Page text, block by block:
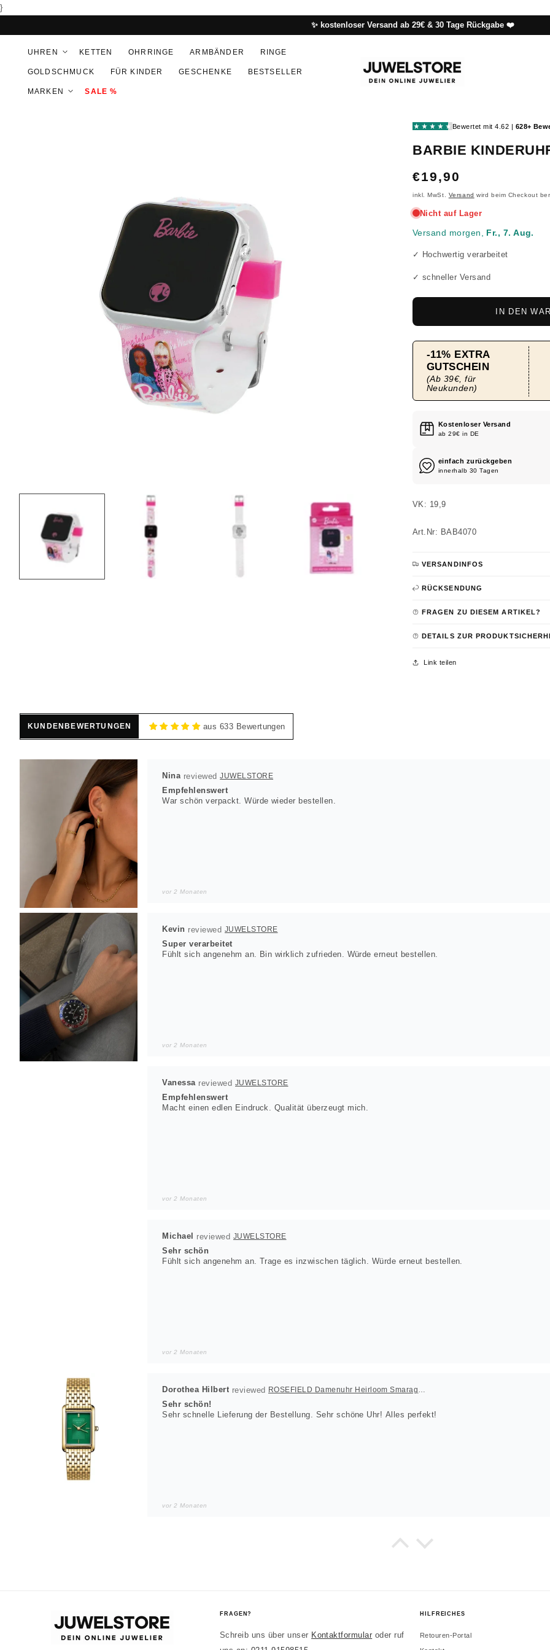
}
✨ kostenloser Versand ab 29€ & 30 Tage Rückgabe ❤️
UHREN KETTEN OHRRINGE ARMBÄNDER RINGE
GOLDSCHMUCK FÜR KINDER GESCHENKE BESTSELLER
MARKEN SALE %
ÖFFNEN
BARBIE
NORMALER
PREIS
€19,90
inkl. MwSt. Versand wird beim Checkout
✓ Hochwertig verarbeitet
✓ schneller Versand
IN DEN
Kostenloser Versand
ab 29€ in DE
einfach zurückgeben
innerhalb 30 Tagen
VK: 19,9
Art.Nr: BAB4070
VERSANDINFOS
RÜCKSENDUNG
FRAGEN ZU DIESEM ARTIKEL?
DETAILS ZUR
Link teilen
KUNDENBEWERTUNGEN aus 633 Bewertungen
Nina JUWELSTORE
Empfehlenswert
War schön verpackt. Würde wieder bestellen.
vor 2 Monaten
Kevin JUWELSTORE
Super verarbeitet
Fühlt sich angenehm an. Bin wirklich zufrieden. Würde erneut bestellen.
vor 2 Monaten
Vanessa JUWELSTORE
Empfehlenswert
Macht einen edlen Eindruck. Qualität überzeugt mich.
vor 2 Monaten
Michael JUWELSTORE
Sehr schön
Fühlt sich angenehm an. Trage es inzwischen täglich. Würde erneut bestellen.
vor 2 Monaten
Dorothea Hilbert ROSEFIELD Damenuhr Heirloom Smaragd-Grün Gold eckig
Sehr schön!
Sehr schnelle Lieferung der Bestellung. Sehr schöne Uhr! Alles perfekt!
vor 2 Monaten
FRAGEN?
Schreib uns über unser Kontaktformular oder ruf
HILFREICHES
Retouren-Portal